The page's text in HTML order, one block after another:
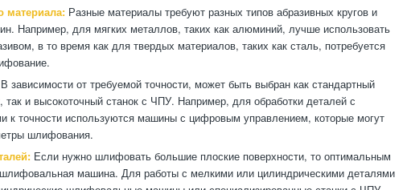
материала: Разные материалы требуют разных типов абразивных кругов и
Например, для мягких металлов, таких как алюминий, лучше использовать
в то время как для твердых материалов, таких как сталь, потребуется
В зависимости от требуемой точности, может быть выбран как стандартный
и высокоточный станок с ЧПУ. Например, для обработки деталей с
к точности используются машины с цифровым управлением, которые могут
шлифования.
Если нужно шлифовать большие плоские поверхности, то оптимальным
машина. Для работы с мелкими или цилиндрическими деталями